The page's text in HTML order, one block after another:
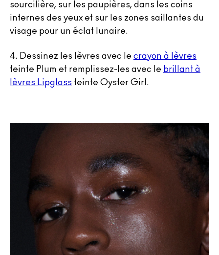
sourcilière, sur les paupières, dans les coins
internes des yeux et sur les zones saillantes du
visage pour un éclat lunaire.
4. Dessinez les lèvres avec le crayon à lèvres
teinte Plum et remplissez-les avec le brillant à
lèvres Lipglass teinte Oyster Girl.